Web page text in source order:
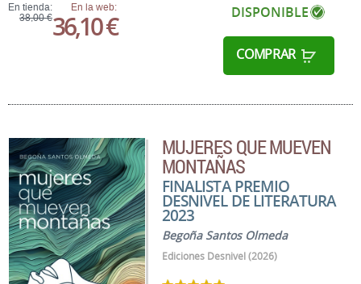
En tienda:
38,00 €
En la web:
36,10 € DISPONIBLE
COMPRAR
MUJERES QUE MUEVEN
MONTAÑAS
FINALISTA PREMIO
DESNIVEL DE LITERATURA
2023
Begoña Santos Olmeda
Ediciones Desnivel (2026)